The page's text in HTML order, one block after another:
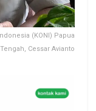
(KONI) Papua
Tengah, Cessar Avianto